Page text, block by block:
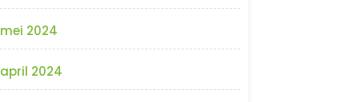
mei 2024
april 2024